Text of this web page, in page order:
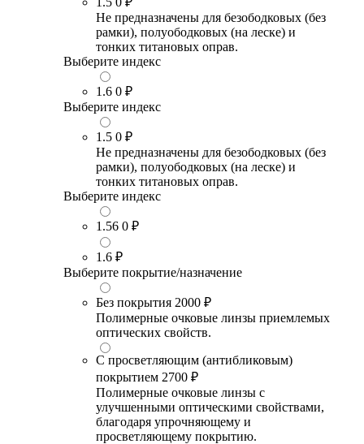
Не предназначены для безободковых (без
рамки), полуободковых (на леске) и
тонких титановых оправ.
Выберите индекс
1.6 0 ₽
Выберите индекс
1.5 0 ₽
Не предназначены для безободковых (без
рамки), полуободковых (на леске) и
тонких титановых оправ.
Выберите индекс
1.56 0 ₽
1.6 ₽
Выберите покрытие/назначение
Без покрытия 2000 ₽
Полимерные очковые линзы приемлемых
оптических свойств.
С просветляющим (антибликовым)
покрытием 2700 ₽
Полимерные очковые линзы с
улучшенными оптическими свойствами,
благодаря упрочняющему и
просветляющему покрытию.